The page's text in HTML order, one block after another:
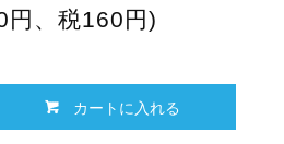
、税160円)
カートに入れる